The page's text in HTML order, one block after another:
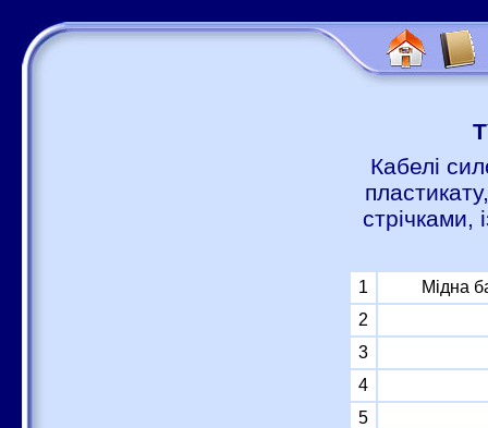
Кабелі
1
Мідна
2
3
4
5